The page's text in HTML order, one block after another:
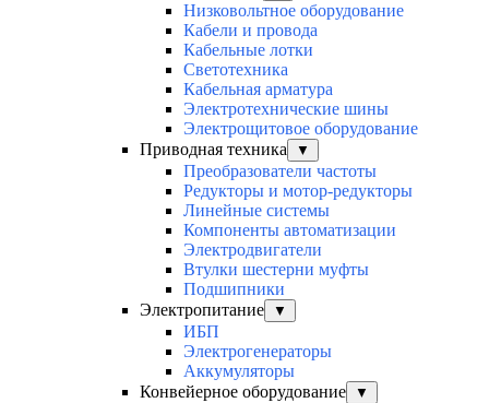
Низковольтное оборудование
Кабели и провода
Кабельные лотки
Светотехника
Кабельная арматура
Электротехнические шины
Электрощитовое оборудование
Приводная техника
▼
Преобразователи частоты
Редукторы и мотор-редукторы
Линейные системы
Компоненты автоматизации
Электродвигатели
Втулки шестерни муфты
Подшипники
Электропитание
▼
ИБП
Электрогенераторы
Аккумуляторы
Конвейерное оборудование
▼